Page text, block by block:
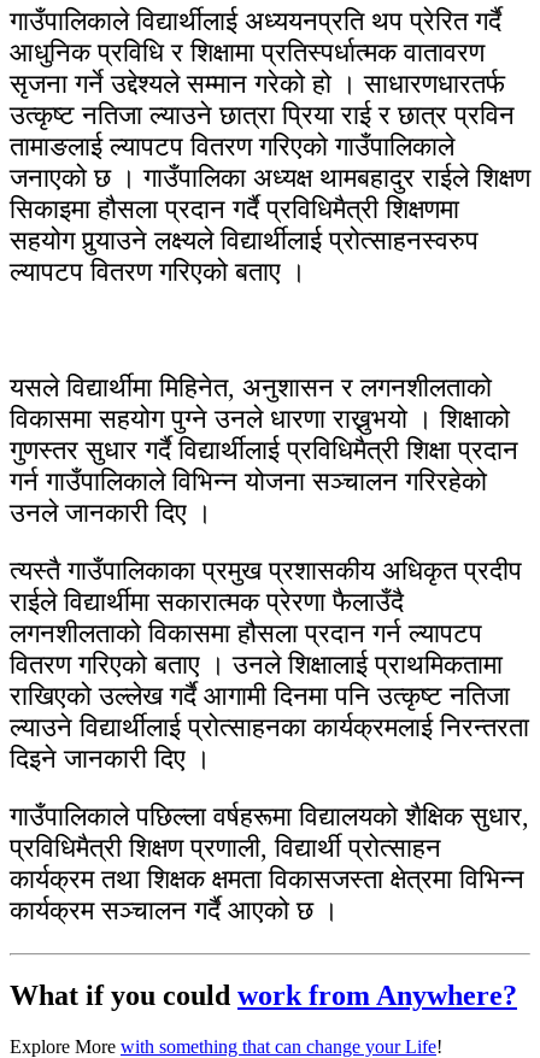
गाउँपालिकाले विद्यार्थीलाई अध्ययनप्रति थप प्रेरित गर्दै
आधुनिक प्रविधि र शिक्षामा प्रतिस्पर्धात्मक वातावरण
सृजना गर्ने उद्देश्यले सम्मान गरेको हो । साधारणधारतर्फ
उत्कृष्ट नतिजा ल्याउने छात्रा प्रिया राई र छात्र प्रविन
तामाङलाई ल्यापटप वितरण गरिएको गाउँपालिकाले
जनाएको छ । गाउँपालिका अध्यक्ष थामबहादुर राईले शिक्षण
सिकाइमा हौसला प्रदान गर्दै प्रविधिमैत्री शिक्षणमा
सहयोग पुर्‍याउने लक्ष्यले विद्यार्थीलाई प्रोत्साहनस्वरुप
ल्यापटप वितरण गरिएको बताए ।
यसले विद्यार्थीमा मिहिनेत, अनुशासन र लगनशीलताको
विकासमा सहयोग पुग्ने उनले धारणा राख्नुभयो । शिक्षाको
गुणस्तर सुधार गर्दै विद्यार्थीलाई प्रविधिमैत्री शिक्षा प्रदान
गर्न गाउँपालिकाले विभिन्न योजना सञ्चालन गरिरहेको
उनले जानकारी दिए ।
त्यस्तै गाउँपालिकाका प्रमुख प्रशासकीय अधिकृत प्रदीप
राईले विद्यार्थीमा सकारात्मक प्रेरणा फैलाउँदै
लगनशीलताको विकासमा हौसला प्रदान गर्न ल्यापटप
वितरण गरिएको बताए । उनले शिक्षालाई प्राथमिकतामा
राखिएको उल्लेख गर्दै आगामी दिनमा पनि उत्कृष्ट नतिजा
ल्याउने विद्यार्थीलाई प्रोत्साहनका कार्यक्रमलाई निरन्तरता
दिइने जानकारी दिए ।
गाउँपालिकाले पछिल्ला वर्षहरूमा विद्यालयको शैक्षिक सुधार,
प्रविधिमैत्री शिक्षण प्रणाली, विद्यार्थी प्रोत्साहन
कार्यक्रम तथा शिक्षक क्षमता विकासजस्ता क्षेत्रमा विभिन्न
कार्यक्रम सञ्चालन गर्दै आएको छ ।
What if you could work from Anywhere?
Explore More with something that can change your Life!